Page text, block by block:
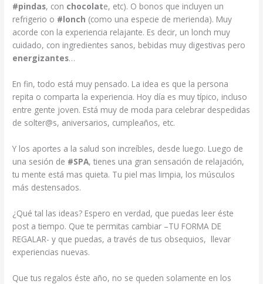
#pindas, con chocolate, etc). O bonos que incluyen un
refrigerio o #lonch (como una especie de merienda). Muy
acorde con la experiencia relajante. Es decir, un lonch muy
cuidado, con ingredientes sanos, bebidas muy digestivas pero
energizantes…
En fin, todo está muy pensado. La idea es que la persona
repita o comparta la experiencia. Hoy día es muy típico, incluso
entre gente joven. Está muy de moda para celebrar despedidas
de solter@s, aniversarios, cumpleaños, etc.
Y los aportes a la salud son increíbles, desde luego. Luego de
una sesión de #SPA, tienes una gran sensación de relajación,
tu mente está mas quieta. Tu piel mas limpia, los músculos
más destensados.
¿Qué tal las ideas? Espero en verdad, que puedas leer éste
post a tiempo. Que te permitas cambiar –TU FORMA DE
REGALAR- y que puedas, a través de tus obsequios, llevar
experiencias nuevas.
Que tus regalos éste año, no se queden solamente en los